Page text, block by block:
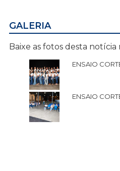
GALERIA
Baixe as fotos desta
ENSAIO
ENSAIO